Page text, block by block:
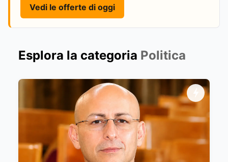
Vedi le offerte di oggi
Esplora la categoria Politica